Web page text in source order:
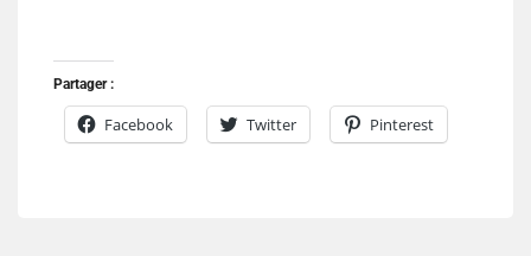
Partager :
Facebook Twitter Pinterest